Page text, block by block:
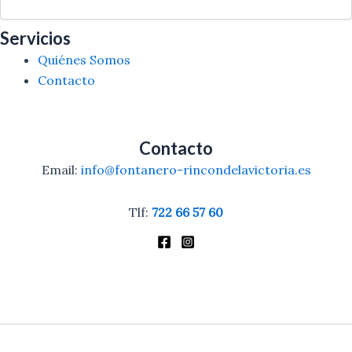
Servicios
Quiénes Somos
Contacto
Contacto
Email: info@fontanero-rincondelavictoria.es
Tlf: 722 66 57 60